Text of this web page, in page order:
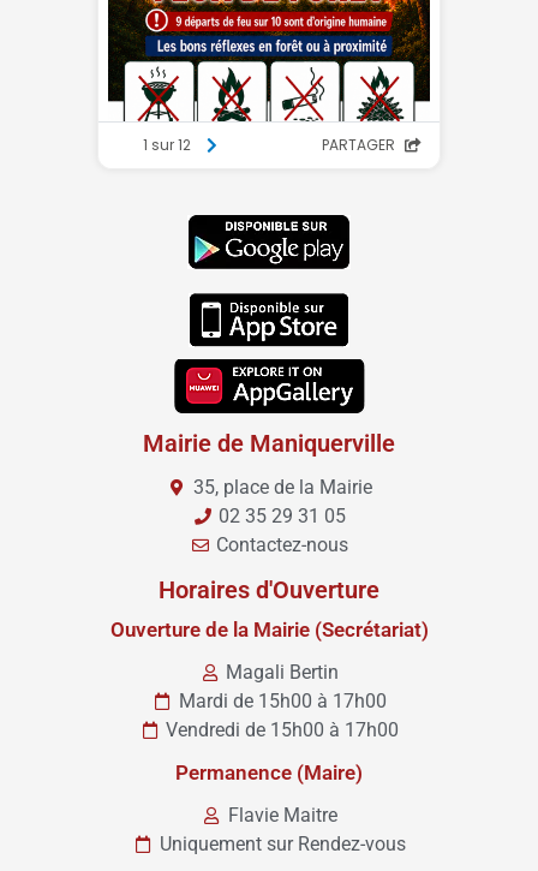
Mairie de Maniquerville
35, place de la Mairie
02 35 29 31 05
Contactez-nous
Horaires d'Ouverture
Ouverture de la Mairie (Secrétariat)
Magali Bertin
Mardi de 15h00 à 17h00
Vendredi de 15h00 à 17h00
Permanence (Maire)
Flavie Maitre
Uniquement sur Rendez-vous